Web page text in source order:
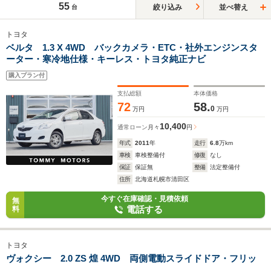
55 台 絞り込み 並べ替え
トヨタ
ベルタ 1.3 X 4WD バックカメラ・ETC・社外エンジンスタ
ーター・寒冷地仕様・キーレス・トヨタ純正ナビ
購入プラン付
支払総額
72 万円
本体価格
58.0 万円
通常ローン 月々 10,400円
年式 2011年 走行 6.8万km
車検
車検整備付 修復
なし
保証
保証無 整備
法定整備付
住所
北海道札幌市清田区
無
料
今すぐ在庫確認・見積依頼
電話する
トヨタ
ヴォクシー 2.0 ZS 煌 4WD 両側電動スライドドア・フリッ